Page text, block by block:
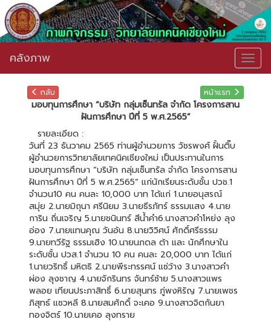
คลังภาพ
กลับ หน้าแรก
มอบทุนการศึกษา “บริษัท กลุ่มเซ็นทรัล จำกัด โครงการสาน
ฝันการศึกษา ปีที่ 5 พ.ศ.2565”
รายละเอียด :
วันที่ 23 ธันวาคม 2565 ท่านผู้อำนวยการ วัชรพงศ์ ฝั้นติ๊บ
ผู้อำนวยการวิทยาลัยเทคนิคเชียงใหม่ เป็นประทานในการ
มอบทุนการศึกษา “บริษัท กลุ่มเซ็นทรัล จำกัด โครงการสาน
ฝันการศึกษา ปีที่ 5 พ.ศ.2565” แก่นักเรียนระดับชั้น ปวช.1
จำนวน10 คน คนละ 10,000 บาท ได้แก่ 1.นายอนุสรณ์
สมุ่ย 2.นายมิถุนา ศรีนิยม 3.นายธีรภัทร์ ธรรมแสง 4.นาย
การิน ถิ่นเจริญ 5.นายชนินทร์ สีน้ำคำ​ 6.นางสาวคำโหย่ง ลุง
อ่อง 7.นายแทนคุณ วันอ้น 8.นายวิวิศน์ ศักดิ์ศรีธรรม
9.นายทวีรัฐ ธรรมเฮิง 10.นายนภดล ต้า และ นักศึกษาใน
ระดับชั้น ปวส.1 จำนวน 10 คน คนละ 20,000 บาท ได้แก่
1.นายวริทธิ์ มหิตธิ 2.นายพีระทรรศน์ แซ่ว้าง 3.นางสาวคำ
ผ่อง ลุงชาญ 4.นายจักรินทร จันทร์ซ้าย 5.นางสาวแพร
พลอย เทียนประภาสิทธิ์ 6.นายสุนทร ภู่พงหิรัญ 7.นายเพชร
ภิสุทธ์ แซวหลี 8.นายสมศักดิ์ จะเคอ 9.นางสาวจิตกันยา
ทองจิตร์ 10.นายเคอ ลุงทราย